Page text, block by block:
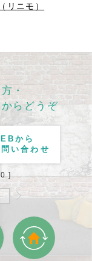
リニモ）
・
らどうぞ
から
問い合わせ
]